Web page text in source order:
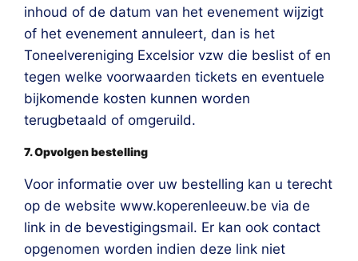
inhoud of de datum van het evenement wijzigt
of het evenement annuleert, dan is het
Toneelvereniging Excelsior vzw die beslist of en
tegen welke voorwaarden tickets en eventuele
bijkomende kosten kunnen worden
terugbetaald of omgeruild.
7. Opvolgen bestelling
Voor informatie over uw bestelling kan u terecht
op de website www.koperenleeuw.be via de
link in de bevestigingsmail. Er kan ook contact
opgenomen worden indien deze link niet